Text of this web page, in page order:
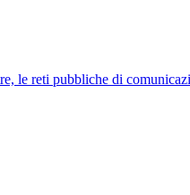
le reti pubbliche di